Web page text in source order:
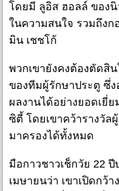
โดยมี ลูอิส ฮอลล์ ของนิ
ในความสนใจ รวมถึง
มิน เชชโก้
พวกเขายังคงต้องตัดสิ
ของทีมผู้รักษาประตู ซึ่ง
ผลงานได้อย่างยอดเยี่
ซิตี้ โดยเขาคว้ารางวัล
มาครองได้ทั้งหมด
มือกาวชาวเช็กวัย 22
เมษายนว่า เขาเปิดกว้